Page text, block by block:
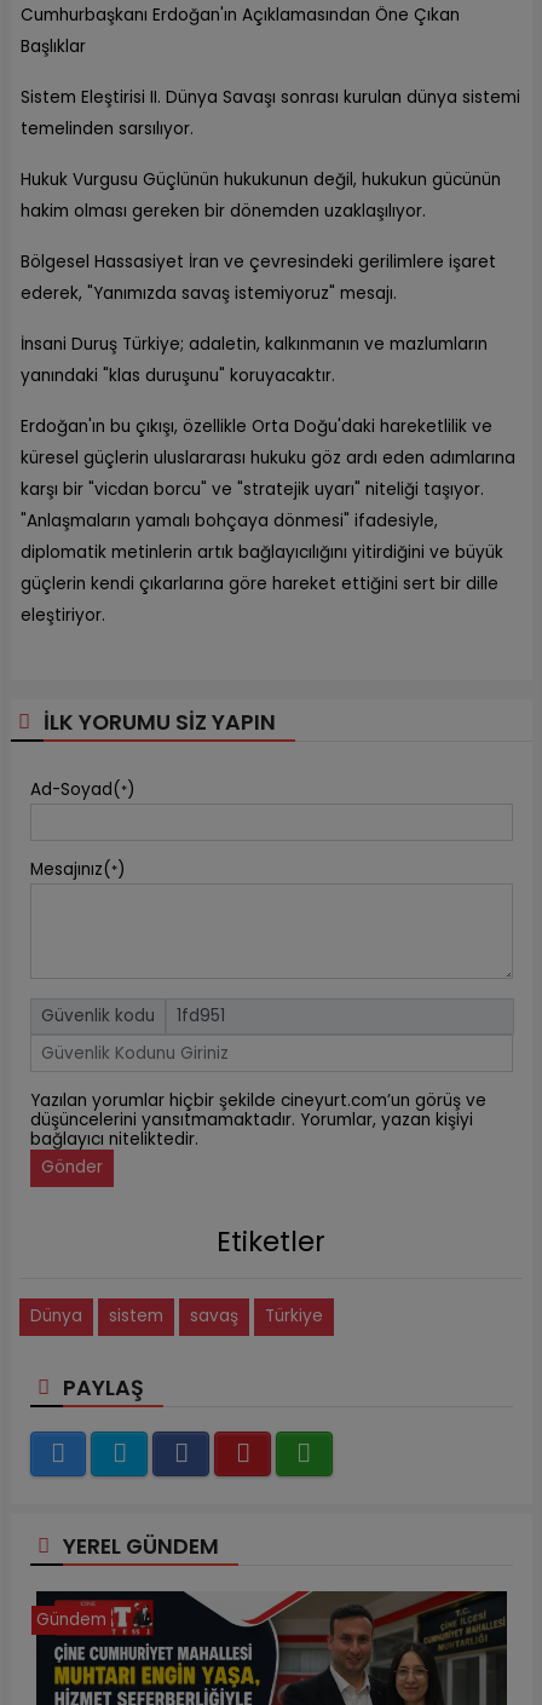
Cumhurbaşkanı Erdoğan'ın Açıklamasından Öne Çıkan
Başlıklar
Sistem Eleştirisi II. Dünya Savaşı sonrası kurulan dünya sistemi
temelinden sarsılıyor.
Hukuk Vurgusu Güçlünün hukukunun değil, hukukun gücünün
hakim olması gereken bir dönemden uzaklaşılıyor.
Bölgesel Hassasiyet İran ve çevresindeki gerilimlere işaret
ederek, "Yanımızda savaş istemiyoruz" mesajı.
İnsani Duruş Türkiye; adaletin, kalkınmanın ve mazlumların
yanındaki "klas duruşunu" koruyacaktır.
Erdoğan'ın bu çıkışı, özellikle Orta Doğu'daki hareketlilik ve
küresel güçlerin uluslararası hukuku göz ardı eden adımlarına
karşı bir "vicdan borcu" ve "stratejik uyarı" niteliği taşıyor.
"Anlaşmaların yamalı bohçaya dönmesi" ifadesiyle,
diplomatik metinlerin artık bağlayıcılığını yitirdiğini ve büyük
güçlerin kendi çıkarlarına göre hareket ettiğini sert bir dille
eleştiriyor.
İLK YORUMU SİZ YAPIN
Ad-Soyad( *)
Mesajınız( *)
Güvenlik kodu
Yazılan yorumlar hiçbir şekilde cineyurt.com’un görüş ve
düşüncelerini yansıtmamaktadır. Yorumlar, yazan kişiyi
bağlayıcı niteliktedir.
Gönder
Etiketler
Dünya sistem savaş Türkiye
PAYLAŞ
YEREL GÜNDEM
Gündem